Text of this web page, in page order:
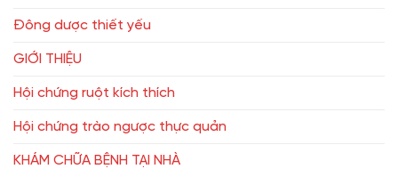
Đông dược thiết yếu
GIỚI THIỆU
Hội chứng ruột kích thích
Hội chứng trào ngược thực quản
KHÁM CHỮA BỆNH TẠI NHÀ